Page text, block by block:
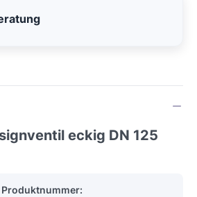
eckig DN 125
Produktnummer: